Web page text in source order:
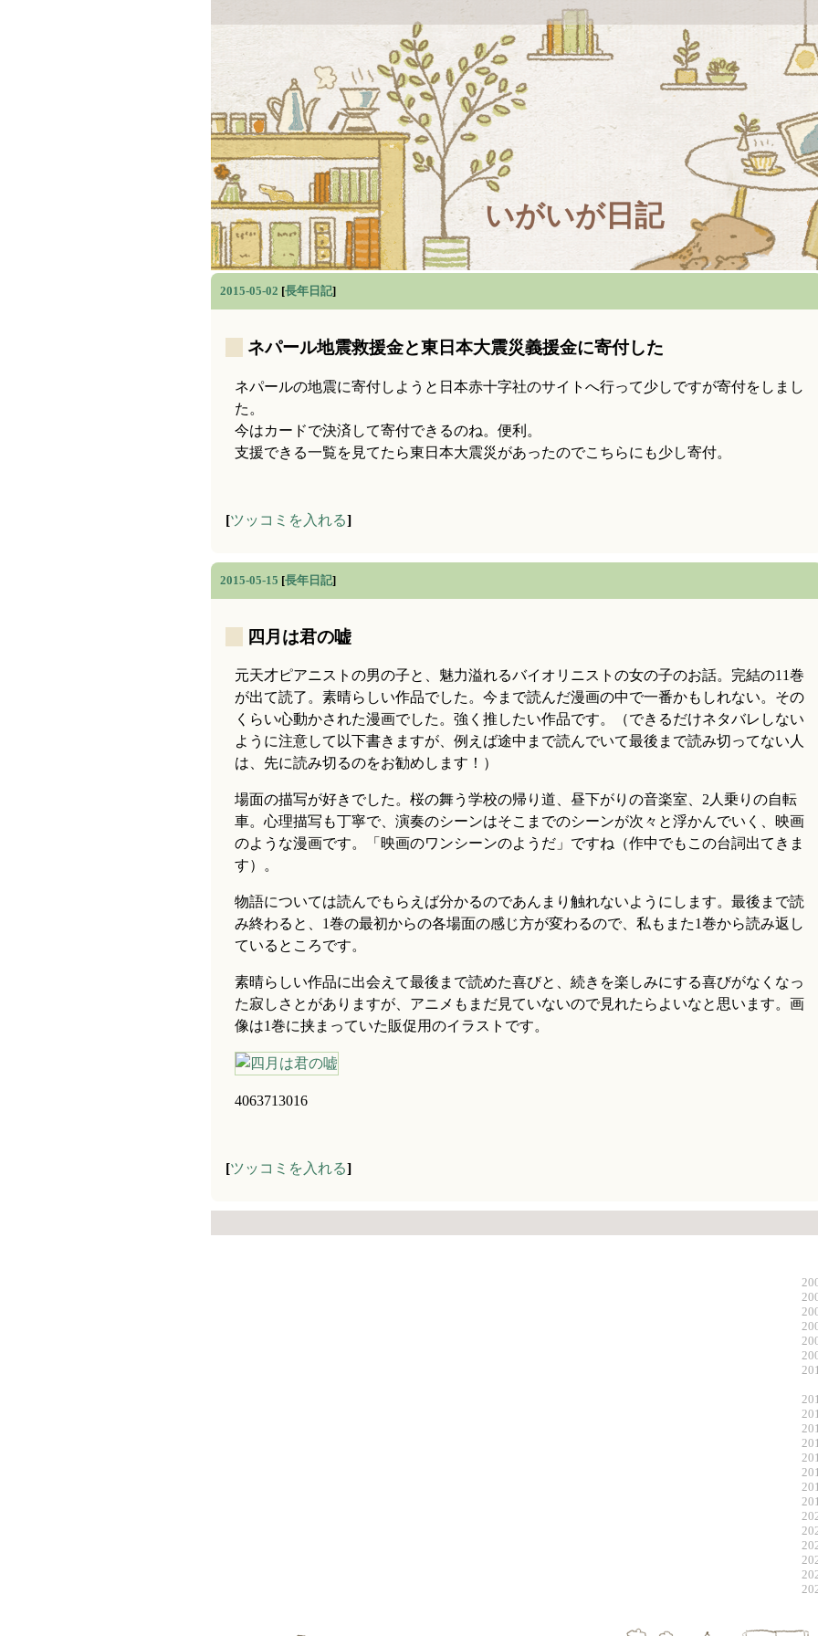
いがいが日記
2015-05-02 [長年日記]
ネパール地震救援金と東日本大震災義援金に寄付した
ネパールの地震に寄付しようと日本赤十字社のサイトへ行って少しですが寄付をしまし
た。
今はカードで決済して寄付できるのね。便利。
支援できる一覧を見てたら東日本大震災があったのでこちらにも少し寄付。
[ツッコミを入れる]
2015-05-15 [長年日記]
四月は君の嘘
元天才ピアニストの男の子と、魅力溢れるバイオリニストの女の子のお話。完結の11巻
が出て読了。素晴らしい作品でした。今まで読んだ漫画の中で一番かもしれない。その
くらい心動かされた漫画でした。強く推したい作品です。（できるだけネタバレしない
ように注意して以下書きますが、例えば途中まで読んでいて最後まで読み切ってない人
は、先に読み切るのをお勧めします！）
場面の描写が好きでした。桜の舞う学校の帰り道、昼下がりの音楽室、2人乗りの自転
車。心理描写も丁寧で、演奏のシーンはそこまでのシーンが次々と浮かんでいく、映画
のような漫画です。「映画のワンシーンのようだ」ですね（作中でもこの台詞出てきま
す）。
物語については読んでもらえば分かるのであんまり触れないようにします。最後まで読
み終わると、1巻の最初からの各場面の感じ方が変わるので、私もまた1巻から読み返し
ているところです。
素晴らしい作品に出会えて最後まで読めた喜びと、続きを楽しみにする喜びがなくなっ
た寂しさとがありますが、アニメもまだ見ていないので見れたらよいなと思います。画
像は1巻に挟まっていた販促用のイラストです。
4063713016
[ツッコミを入れる]